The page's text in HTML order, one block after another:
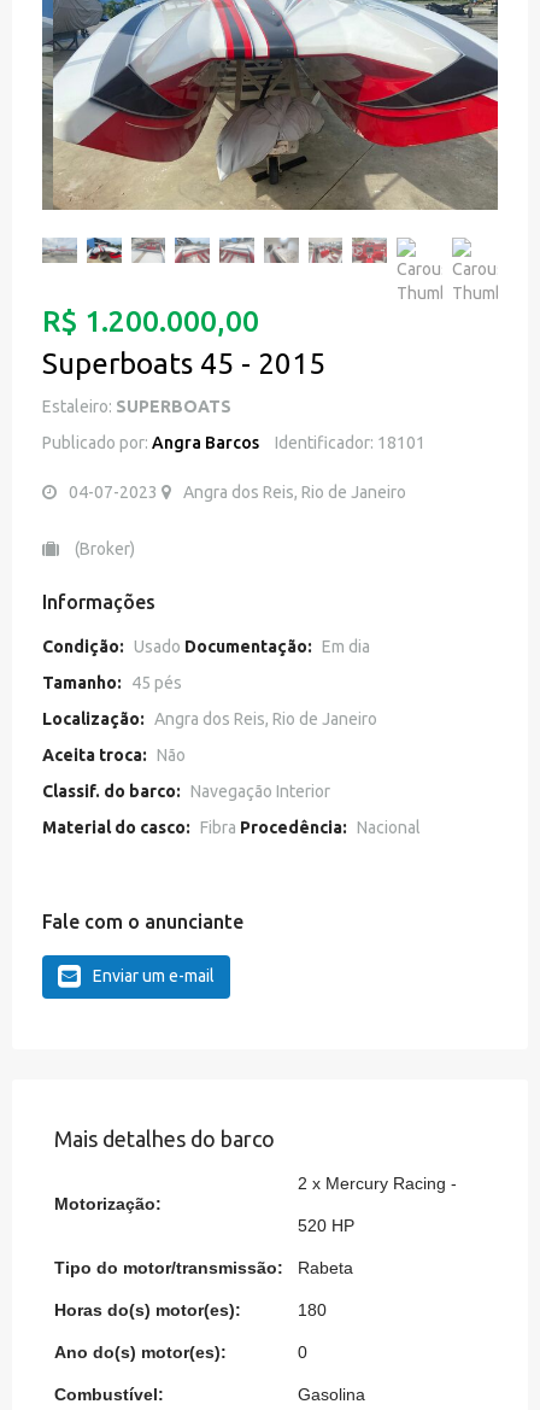
R$ 1.200.000,00
Superboats 45 - 2015
Estaleiro: SUPERBOATS
Publicado por: Angra Barcos Identificador: 18101
04-07-2023 Angra dos Reis, Rio de Janeiro
(Broker)
Informações
Condição: Usado Documentação: Em dia
Tamanho:
45 pés
Localização: Angra dos Reis, Rio de Janeiro
Aceita troca: Não
Classif. do barco: Navegação Interior
Material do casco: Fibra Procedência: Nacional
Fale com o anunciante
Enviar um e-mail
Mais detalhes do barco
Motorização:
2 x Mercury Racing -
520 HP
Tipo do motor/transmissão: Rabeta
Horas do(s) motor(es): 180
Ano do(s) motor(es): 0
Combustível: Gasolina